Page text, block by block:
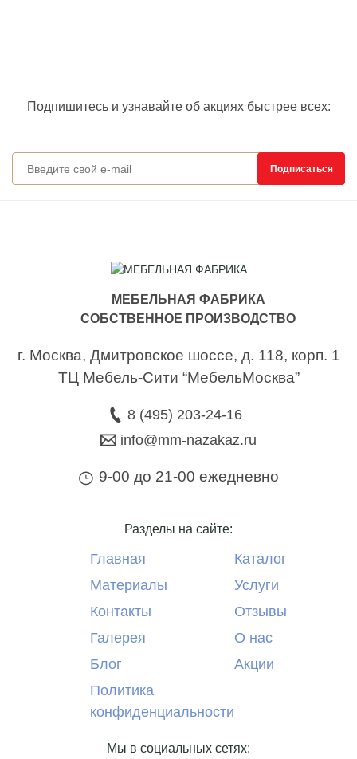
Подпишитесь и узнавайте об акциях быстрее всех:
Подписаться
МЕБЕЛЬНАЯ ФАБРИКА
СОБСТВЕННОЕ ПРОИЗВОДСТВО
г. Москва, Дмитровское шоссе, д. 118, корп. 1
ТЦ Мебель-Сити “МебельМосква”
8 (495) 203-24-16
info@mm-nazakaz.ru
9-00 до 21-00 ежедневно
Разделы на сайте:
Главная
Каталог
Материалы
Услуги
Контакты
Отзывы
Галерея
О нас
Блог
Акции
Политика
конфиденциальности
Мы в социальных сетях: